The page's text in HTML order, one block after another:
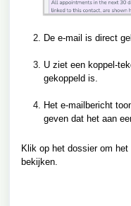
De e-mail is direct
U ziet een koppel-
gekoppeld is.
Het e-mailbericht
geven dat het aan
Klik op het dossier om
bekijken.